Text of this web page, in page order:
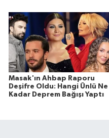
Masak'ın Ahbap Raporu
Deşifre Oldu: Hangi Ünlü Ne
Kadar Deprem Bağışı Yaptı